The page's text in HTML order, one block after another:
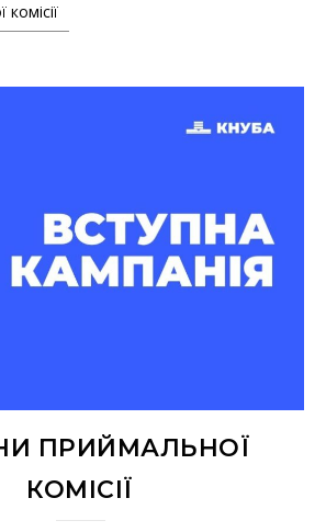
ПРИЙМАЛЬНОЇ
КОМІСІЇ